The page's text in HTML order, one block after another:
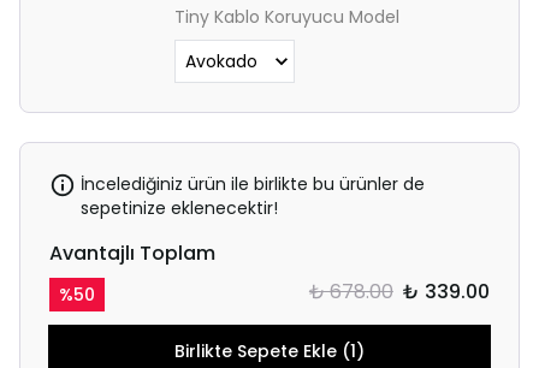
Tiny Kablo Koruyucu Model
İncelediğiniz ürün ile birlikte bu ürünler de
sepetinize eklenecektir!
Avantajlı Toplam
%50 ₺ 678.00 ₺ 339.00
Birlikte Sepete Ekle (1)